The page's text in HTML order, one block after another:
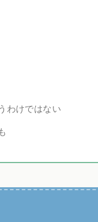
わけではない